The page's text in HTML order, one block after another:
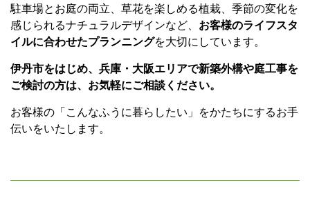
駐車場とお庭の両立、草花を楽しめる植栽、季節の変化を
感じられるナチュラルデザインなど、 お客様のライフスタ
イルに合わせたプランニングを大切にしています。
伊丹市をはじめ、兵庫・大阪エリアで新築外構や庭工事を
ご検討の方は、お気軽にご相談ください。
お客様の「こんなふうに暮らしたい」をかたちにするお手
伝いをいたします。